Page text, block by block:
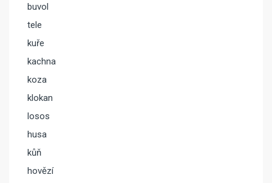
buvol
tele
kuře
kachna
koza
klokan
losos
husa
kůň
hovězí